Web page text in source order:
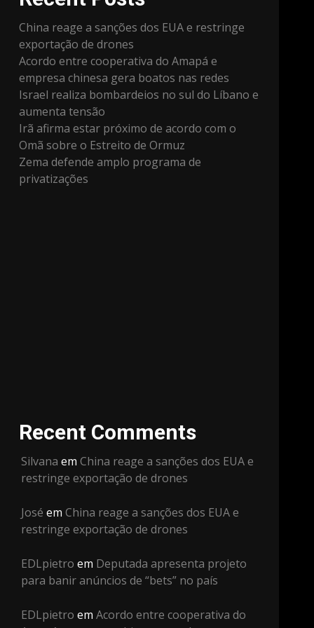
China reage a sanções dos EUA e restringe
exportação de drones
Acordo entre cooperativa do Amapá e
empresa chinesa gera boatos nas redes
Israel realiza bombardeios no sul do Líbano e
aumenta tensão
Irã afirma estar próximo de acordo com o
Omã sobre o Estreito de Ormuz
Zema defende amplo programa de
privatizações
Recent Comments
Silvana emChina reage a sanções dos EUA e
restringe exportação de drones
José emChina reage a sanções dos EUA e
restringe exportação de drones
EDLpietro em Deputada apresenta projeto
para banir anúncios de “bets” no país
EDLpietro emAcordo entre cooperativa do